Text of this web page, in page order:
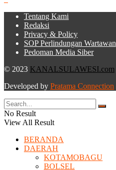
Tentang Kami
Redaksi
Privacy & Policy
SOP Perlindungan Wartawan
Pedoman Media Siber
© 2023 KANALSULAWESI.com
Developed by Pratama Connection
No Result
View All Result
BERANDA
DAERAH
KOTAMOBAGU
BOLSEL